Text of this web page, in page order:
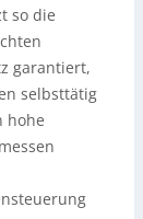
so die
garantiert,
selbsttätig
hohe